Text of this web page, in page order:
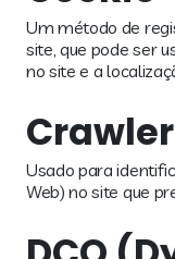
Um método de
site, que pode ser
no site e a
Usado para
Web) no site que